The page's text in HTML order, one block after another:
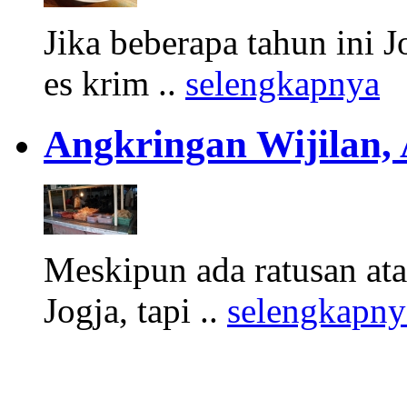
Jika beberapa tahun ini
es krim .. selengkapnya
Angkringan Wijilan,
Meskipun ada ratusan
Jogja, tapi ..